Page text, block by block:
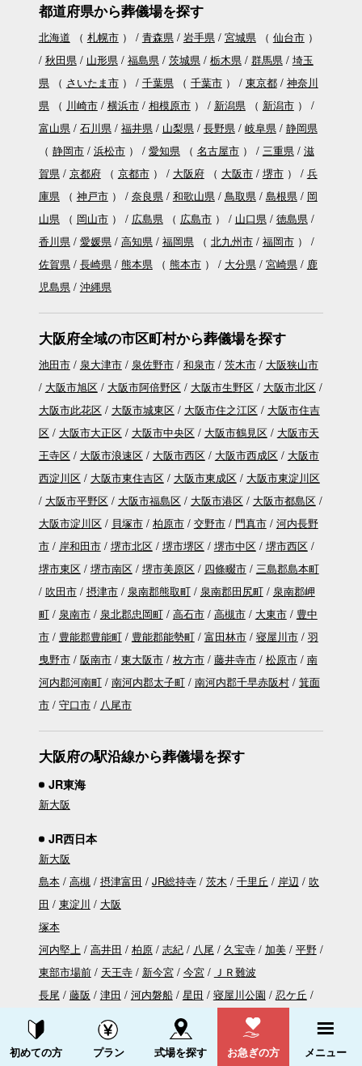
都道府県から葬儀場を探す
北海道 （ 札幌市） 青森県 岩手県 宮城県（ 仙台市）
秋田県
山形県 福島県 茨城県 栃木県 群馬県
埼玉
県（ さいたま市） 千葉県（ 千葉市） 東京都
神奈川
県（ 川崎市 横浜市 相模原市） 新潟県（ 新潟市）
富山県
石川県 福井県 山梨県 長野県 岐阜県
静岡県
（ 静岡市 浜松市） 愛知県（ 名古屋市） 三重県
滋
賀県
京都府（ 京都市） 大阪府（ 大阪市 堺市）
兵
庫県（ 神戸市） 奈良県 和歌山県 鳥取県 島根県
岡
山県（ 岡山市） 広島県（ 広島市） 山口県
徳島県
香川県
愛媛県 高知県 福岡県（ 北九州市 福岡市）
佐賀県
長崎県 熊本県（ 熊本市） 大分県 宮崎県
鹿
児島県
沖縄県
大阪府全域の市区町村から葬儀場を探す
池田市 泉大津市 泉佐野市 和泉市 茨木市
大阪狭山市
大阪市旭区
大阪市阿倍野区 大阪市生野区
大阪市北区
大阪市此花区
大阪市城東区 大阪市住之江区
大阪市住吉
区
大阪市大正区 大阪市中央区 大阪市鶴見区
大阪市天
王寺区
大阪市浪速区 大阪市西区 大阪市西成区
大阪市
西淀川区
大阪市東住吉区 大阪市東成区
大阪市東淀川区
大阪市平野区
大阪市福島区 大阪市港区
大阪市都島区
大阪市淀川区
貝塚市 柏原市 交野市 門真市
河内長野
市
岸和田市 堺市北区 堺市堺区 堺市中区
堺市西区
堺市東区
堺市南区 堺市美原区 四條畷市
三島郡島本町
吹田市
摂津市 泉南郡熊取町 泉南郡田尻町
泉南郡岬
町
泉南市 泉北郡忠岡町 高石市 高槻市 大東市
豊中
市
豊能郡豊能町 豊能郡能勢町 富田林市 寝屋川市
羽
曳野市
阪南市 東大阪市 枚方市 藤井寺市 松原市
南
河内郡河南町
南河内郡太子町 南河内郡千早赤阪村
箕面
市
守口市 八尾市
大阪府の駅沿線から葬儀場を探す
JR東海
新大阪
JR西日本
新大阪
島本
高槻 摂津富田 JR総持寺 茨木 千里丘 岸辺
吹
田
東淀川
大阪
塚本
河内堅上
高井田 柏原 志紀 八尾 久宝寺 加美
平野
東部市場前
天王寺 新今宮 今宮
ＪＲ難波
長尾
藤阪 津田 河内磐船 星田 寝屋川公園
忍ケ丘
四条畷
住道 鴻池新田 鴫野
芦原橋
大正 弁天町 西九条 福島 天満
大阪城公園
森ノ宮 玉造 鶴橋 寺田町
資料請求する 電話をかける
初めての方 プラン 式場を探す お急ぎの方 メニュー